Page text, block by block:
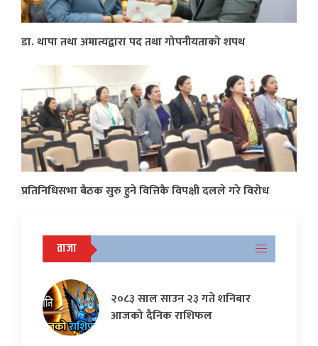
डा. थापा तथा अमात्यद्वारा पद तथा गोपनीयताको शपथ
प्रतिनिधिसभा बैठक सुरु हुने वित्तिकै विपक्षी दलले गरे विरोध
ताजा
२०८३ साल साउन २३ गते शनिबार
आजको दैनिक राशिफल